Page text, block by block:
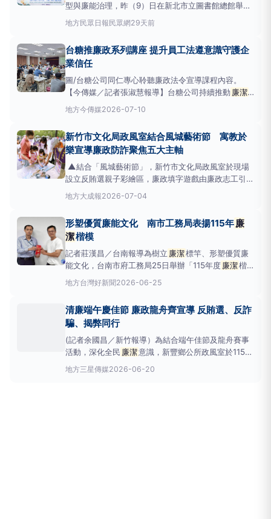
型與廉能治理，昨（9）日在新北市立圖書館總館舉辦
「115年新北企業誠信暨綠能產業區辨圖利與便民講
座」，攜手產業界、司法機關與市府團隊，共同聚焦企
企業代表及市府同仁參與，透過跨界交流深化公私協
力，打
地方民眾日報民眾網29天前
台糖推廉政系列講座 提升員工法遵意識守護企
業信任
圖/台糖公司同仁專心聆聽廉政法令宣導課程內容。
【今傳媒／記者張淑慧報導】台糖公司持續推動 廉潔
治理，強化員工法治觀念，繼115年5月舉辦綠能廉政
講習後，於7、8月接續推出廉政法治教育系列講座，
確法律認知，將廉潔誠信精神融入日常業務，進一步
提升企業治理
地方今傳媒2026-07-10
新竹市文化局政風室結合風城藝術節 寓教於
樂宣導廉政防詐聚焦五大主軸
▲結合「風城藝術節」，新竹市文化局政風室於現場
設立反賄選親子彩繪區，廉政填字遊戲由廉政志工引導
民眾將
廉潔
藉由互動體驗傳達
教育，並深化民眾反貪、反賄選及防詐、消費保護意
識，新竹市文化
地方大成報2026-07-04
形塑優質廉能文化 南市工務局表揚115年廉
潔楷模
記者莊漢昌／台南報導為樹立 廉潔標竿、形塑優質廉
能文化，台南市府工務局25日舉辦「115年度廉潔楷
模表揚」，公開表揚5位具體優良廉能事蹟同仁，肯定
其在推動行政透明、防制舞弊及為民服務上的卓越表
選廉潔楷模人員，分別為建築工程科謝明宏、工程企
劃科戴仲欽、建築
地方台灣好新聞2026-06-25
清廉端午慶佳節 廉政龍舟齊宣導 反賄選、反詐
騙、揭弊同行
(記者余國昌／新竹報導）為結合端午佳節及龍舟賽事
活動，深化全民 廉潔意識，新豐鄉公所政風室於115年
6月19日假新竹縣新豐鄉池和宮池和湖畔龍舟競賽會
場，辦理上、下午各1場次「清廉端午專業倫理誠信領
地方三星傳媒2026-06-20